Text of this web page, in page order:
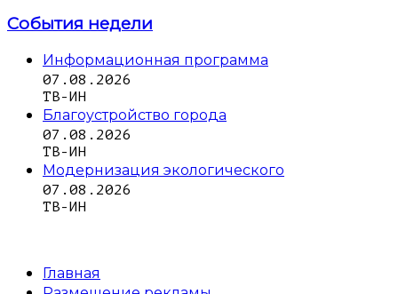
События недели
Информационная программа
07.08.2026
ТВ-ИН
Благоустройство города
07.08.2026
ТВ-ИН
Модернизация экологического
07.08.2026
ТВ-ИН
Главная